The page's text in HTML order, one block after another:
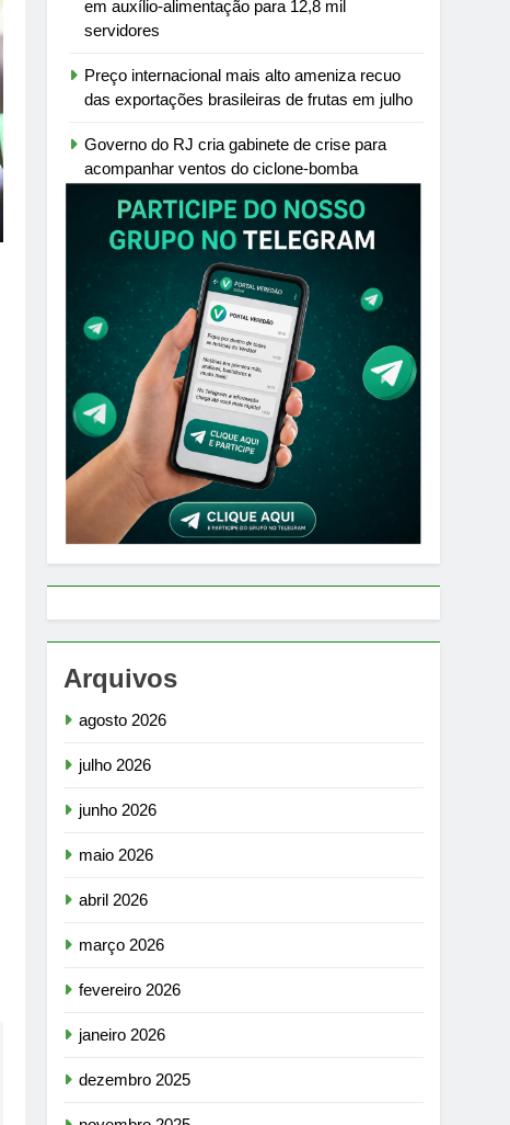
em auxílio-alimentação para 12,8 mil
servidores
Preço internacional mais alto ameniza recuo
das exportações brasileiras de frutas em julho
Governo do RJ cria gabinete de crise para
acompanhar ventos do ciclone-bomba
Arquivos
agosto 2026
julho 2026
junho 2026
maio 2026
abril 2026
março 2026
fevereiro 2026
janeiro 2026
dezembro 2025